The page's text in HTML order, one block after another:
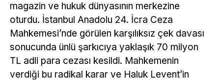
magazin ve hukuk dünyasının merkezine
oturdu. İstanbul Anadolu 24. İcra Ceza
Mahkemesi’nde görülen karşılıksız çek davası
sonucunda ünlü şarkıcıya yaklaşık 70 milyon
TL adli para cezası kesildi. Mahkemenin
verdiği bu radikal karar ve Haluk Levent’in